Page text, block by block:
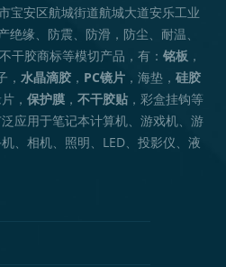
宝安区航城街道航城大道安乐工业
缘、防震、防滑，防尘、耐温、
干胶商标等模切产品，有：铭板 ，
， 水晶滴胶 ， PC镜片 ，海垫，硅胶
片，保护膜 ，不干胶贴 ，彩盒挂钩等
应用于笔记本计算机、游戏机、游
、相机、照明、LED、投影仪、液